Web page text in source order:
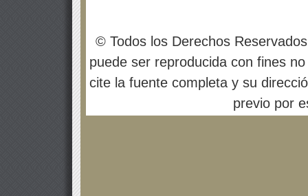
© Todos los Derechos
puede ser reproducida con fines
cite la fuente completa y su
previo por